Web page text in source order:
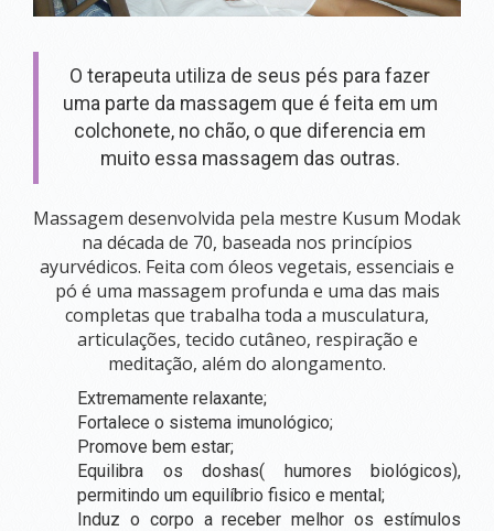
PARA
MULHERES
UBATUBA
RETIRO ESPECIALIDADE E SAÚDE DA MULHER
RETIRO AUTOCUIDADO
RETIRO MENOPAUSA
WORKSHOPS E OFICINAS
OFICINA PRESECIAL DE YOGATERAPIA HORMONAL
GESTAÇÃO EMPODERADA
CURSO BELEZA E AYURVEDA EM TODAS AS FASES DA VIDA
7 DIAS COM AYURVEDA
OFICINA CULINÁRIA AYURVÉDICA: LANCHINHOS DA
LOCAÇÃO
SALA COMUM
O terapeuta utiliza de seus pés para fazer
uma parte da massagem que é feita em um
colchonete, no chão, o que diferencia em
muito essa massagem das outras.
Massagem desenvolvida pela mestre Kusum Modak
na década de 70, baseada nos princípios
ayurvédicos. Feita com óleos vegetais, essenciais e
pó é uma massagem profunda e uma das mais
completas que trabalha toda a musculatura,
articulações, tecido cutâneo, respiração e
meditação, além do alongamento.
Extremamente relaxante;
Fortalece o sistema imunológico;
Promove bem estar;
Equilibra os doshas( humores biológicos),
permitindo um equilíbrio fisico e mental;
Induz o corpo a receber melhor os estímulos